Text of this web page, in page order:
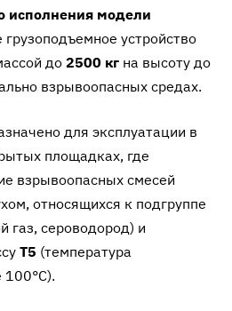
исполнения модели
устройство
до 2500 кг на высоту до
взрывоопасных средах.
для эксплуатации в
площадках, где
взрывоопасных смесей
относящихся к подгруппе
газ, сероводород) и
T5 (температура